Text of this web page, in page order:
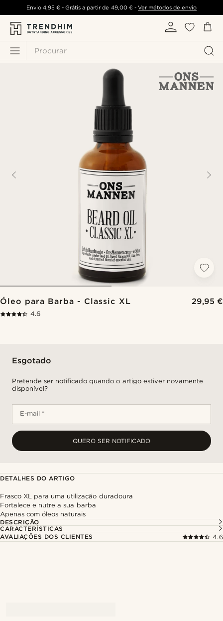
Procurar
Envio 4,95 €- Grátis a partir de 49,00 €- Ver métodos de envio
Óleo para Barba - Classic XL 29,95 €
4.6
Esgotado
Pretende ser notificado quando o artigo estiver novamente
disponível?
E-mail *
QUERO SER NOTIFICADO
DETALHES DO ARTIGO
Frasco XL para uma utilização duradoura
Fortalece e nutre a sua barba
Apenas com óleos naturais
DESCRIÇÃO
CARACTERÍSTICAS
AVALIAÇÕES DOS CLIENTES
4.6